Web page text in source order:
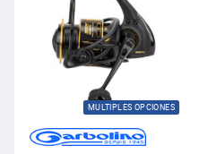
MULTIPLES OPCIONES